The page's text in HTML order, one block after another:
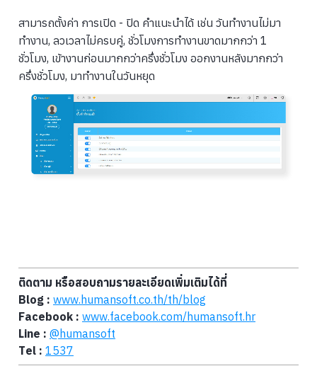
สามารถตั้งค่า การเปิด - ปิด คำแนะนำได้ เช่น วันทำงานไม่มา
ทำงาน, ลวเวลาไม่ครบคู่, ชั่วโมงการทำงานขาดมากกว่า 1
ชั่วโมง, เข้างานก่อนมากกว่าครึ่งชั่วโมง ออกงานหลังมากกว่า
ครึ่งชั่วโมง, มาทำงานในวันหยุด
ติดตาม หรือสอบถามรายละเอียดเพิ่มเติมได้ที่
Blog : www.humansoft.co.th/th/blog
Facebook : www.facebook.com/humansoft.hr
Line : @humansoft
Tel : 1537